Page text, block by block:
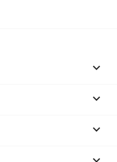


